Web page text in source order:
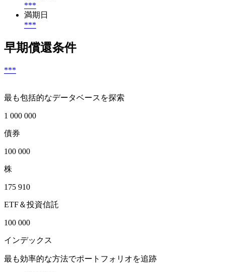
***
満期日
***
早期償還条件
***
最も包括的なデータベースを探索
1 000 000
債券
100 000
株
175 910
ETF＆投資信託
100 000
インデックス
最も効率的な方法でポートフォリオを追跡